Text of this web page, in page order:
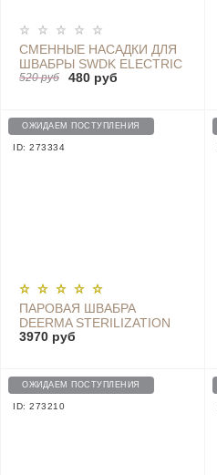
СМЕННЫЕ НАСАДКИ ДЛЯ
ШВАБРЫ SWDK ELECTRIC
MOP D260 (2 ШТ.)
520 руб 480 руб
ОЖИДАЕМ ПОСТУПЛЕНИЯ
ID: 273334
ПАРОВАЯ ШВАБРА
DEERMA STERILIZATION
STEAM MOP - ZQ100
3970 руб
ОЖИДАЕМ ПОСТУПЛЕНИЯ
ID: 273210